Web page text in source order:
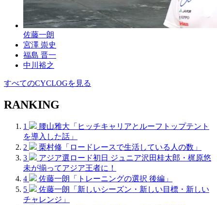
佐藤一朗
宮澤 崇史
福島 晋一
中川裕之
すべてのCYCLOGを見る
RANKING
1
腰山雅大「ヒッチキャリアとルーフトップテント
を導入した話」
2
栗村修「ロードレースで生活している人の数」
3
アジア選ロード初日 ジュニア沢田桂太郎・梶原悠
未が揃ってアジア王者に！
4
佐藤一朗「トレーニングの選択 後編」
5
佐藤一朗「新しいシーズン・新しい目標・新しい
チャレンジ」